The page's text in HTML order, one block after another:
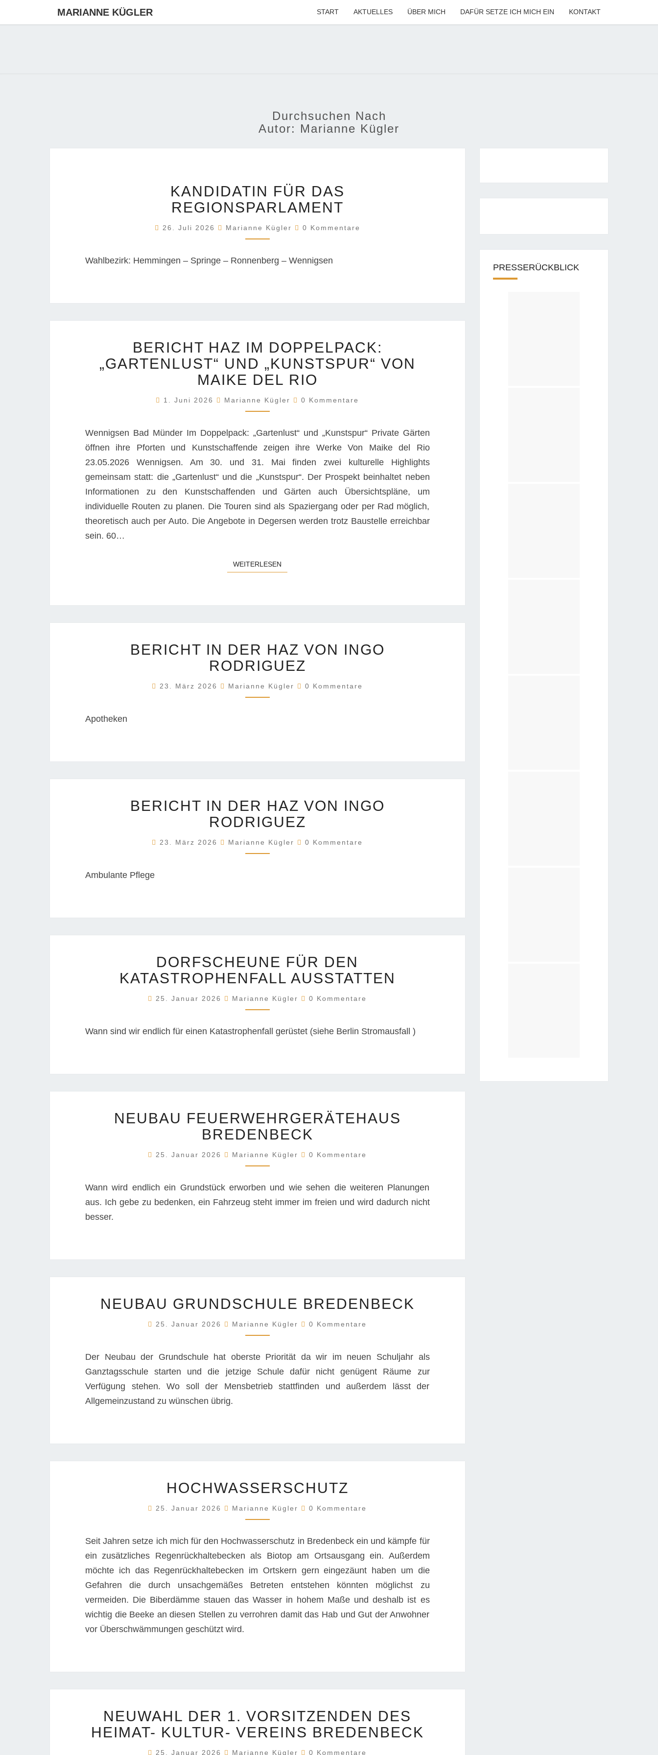
MARIANNE KÜGLER START AKTUELLES ÜBER MICH DAFÜR SETZE ICH MICH EIN KONTAKT
Durchsuchen Nach
Autor: Marianne Kügler
FÜR
DAS
REGIONSPARLAMENT
KANDIDATIN FÜR DAS
REGIONSPARLAMENT
26. Juli 2026 Marianne Kügler Kommentare
0 Kommentare
Wahlbezirk: Hemmingen – Springe – Ronnenberg – Wennigsen
HAZ
IM
DOPPELPACK:
„GARTENLUST“
UND
„KUNSTSPUR“
MAIKE
DEL
RIO
BERICHT HAZ IM DOPPELPACK:
„GARTENLUST“ UND „KUNSTSPUR“ VON
MAIKE DEL RIO
1. Juni 2026 Marianne Kügler Kommentare
0 Kommentare
Wennigsen Bad Münder Im Doppelpack: „Gartenlust“ und „Kunstspur“ Private Gärten
öffnen ihre Pforten und Kunstschaffende zeigen ihre Werke Von Maike del Rio
23.05.2026 Wennigsen. Am 30. und 31. Mai finden zwei kulturelle Highlights
gemeinsam statt: die „Gartenlust“ und die „Kunstspur“. Der Prospekt beinhaltet neben
Informationen zu den Kunstschaffenden und Gärten auch Übersichtspläne, um
individuelle Routen zu planen. Die Touren sind als Spaziergang oder per Rad möglich,
theoretisch auch per Auto. Die Angebote in Degersen werden trotz Baustelle erreichbar
sein. 60…
WEITERLESEN
IN
DER
HAZ
VON
INGO
BERICHT IN DER HAZ VON INGO
RODRIGUEZ
23. März 2026 Marianne Kügler Kommentare
0 Kommentare
Apotheken
IN
DER
HAZ
VON
INGO
BERICHT IN DER HAZ VON INGO
RODRIGUEZ
23. März 2026 Marianne Kügler Kommentare
0 Kommentare
Ambulante Pflege
FÜR
DEN
KATASTROPHENFALL
AUSSTATTEN
DORFSCHEUNE FÜR DEN
KATASTROPHENFALL AUSSTATTEN
25. Januar 2026 Marianne Kügler Kommentare
0 Kommentare
Wann sind wir endlich für einen Katastrophenfall gerüstet (siehe Berlin Stromausfall )
FEUERWEHRGERÄTEHAUS
BREDENBECK
NEUBAU FEUERWEHRGERÄTEHAUS
BREDENBECK
25. Januar 2026 Marianne Kügler Kommentare
0 Kommentare
Wann wird endlich ein Grundstück erworben und wie sehen die weiteren Planungen
aus. Ich gebe zu bedenken, ein Fahrzeug steht immer im freien und wird dadurch nicht
besser.
GRUNDSCHULE
NEUBAU GRUNDSCHULE BREDENBECK
25. Januar 2026 Marianne Kügler Kommentare
0 Kommentare
Der Neubau der Grundschule hat oberste Priorität da wir im neuen Schuljahr als
Ganztagsschule starten und die jetzige Schule dafür nicht genügent Räume zur
Verfügung stehen. Wo soll der Mensbetrieb stattfinden und außerdem lässt der
Allgemeinzustand zu wünschen übrig.
HOCHWASSERSCHUTZ
25. Januar 2026 Marianne Kügler Kommentare
0 Kommentare
Seit Jahren setze ich mich für den Hochwasserschutz in Bredenbeck ein und kämpfe für
ein zusätzliches Regenrückhaltebecken als Biotop am Ortsausgang ein. Außerdem
möchte ich das Regenrückhaltebecken im Ortskern gern eingezäunt haben um die
Gefahren die durch unsachgemäßes Betreten entstehen könnten möglichst zu
vermeiden. Die Biberdämme stauen das Wasser in hohem Maße und deshalb ist es
wichtig die Beeke an diesen Stellen zu verrohren damit das Hab und Gut der Anwohner
vor Überschwämmungen geschützt wird.
DER
1.
VORSITZENDEN
DES
NEUWAHL DER 1. VORSITZENDEN DES
HEIMAT- KULTUR- VEREINS BREDENBECK
25. Januar 2026 Marianne Kügler Kommentare
0 Kommentare
PRESSERÜCKBLICK